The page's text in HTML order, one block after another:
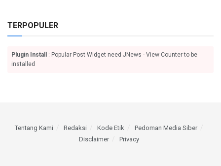
TERPOPULER
Plugin Install
: Popular Post Widget need JNews - View Counter to be
installed
Tentang Kami Redaksi Kode Etik
Pedoman Media Siber
Disclaimer
Privacy